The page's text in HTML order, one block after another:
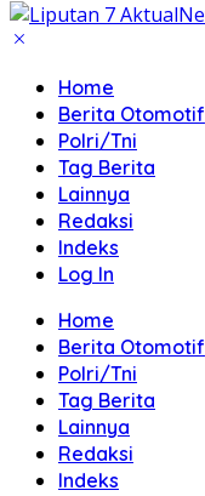
Home
Berita Otomotif
Polri/Tni
Tag Berita
Lainnya
Redaksi
Indeks
Log In
Home
Berita Otomotif
Polri/Tni
Tag Berita
Lainnya
Redaksi
Indeks